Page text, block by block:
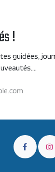
!
guidées,